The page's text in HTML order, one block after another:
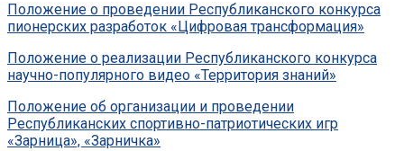
Положение о проведении Республиканского конкурса
пионерских разработок «Цифровая трансформация»
Положение о реализации Республиканского конкурса
научно-популярного видео «Территория знаний»
Положение об организации и проведении
Республиканских спортивно-патриотических игр
«Зарница», «Зарничка»